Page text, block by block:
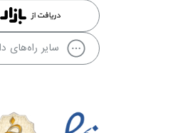
سایر راه‌های